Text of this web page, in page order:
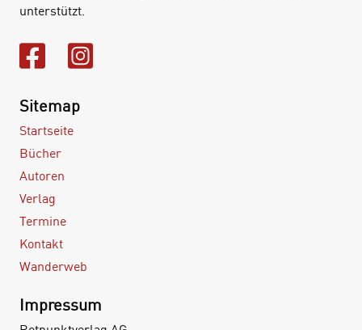
unterstützt.
Sitemap
Startseite
Bücher
Autoren
Verlag
Termine
Kontakt
Wanderweb
Impressum